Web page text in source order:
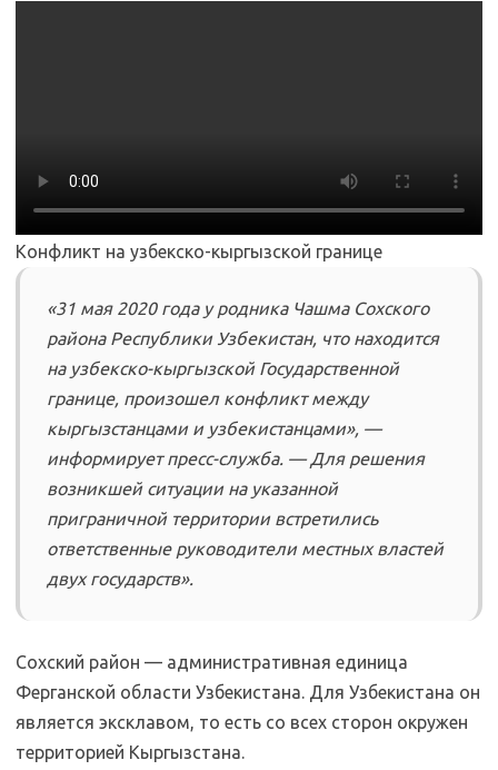
Конфликт на узбекско-кыргызской границе
«31 мая 2020 года у родника Чашма Сохского
района Республики Узбекистан, что находится
на узбекско-кыргызской Государственной
границе, произошел конфликт между
кыргызстанцами и узбекистанцами», —
информирует пресс-служба. — Для решения
возникшей ситуации на указанной
приграничной территории встретились
ответственные руководители местных властей
двух государств».
Сохский район — административная единица
Ферганской области Узбекистана. Для Узбекистана он
является эксклавом, то есть со всех сторон окружен
территорией Кыргызстана.